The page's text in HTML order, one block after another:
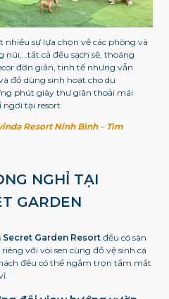
nhiều sự lựa chọn về các phòng và
núi,…tất cả đều sạch sẽ, thoáng
đơn giản, tinh tế nhưng vẫn
đồ dùng sinh hoạt cho du
phút giây thư giãn thoải mái
tại resort.
Resort Ninh Bình – Tìm
NGHỈ TẠI
GARDEN
Secret Garden Resortđều có sân
với vòi sen cùng đồ vệ sinh cá
đều có thể ngắm trọn tầm mắt